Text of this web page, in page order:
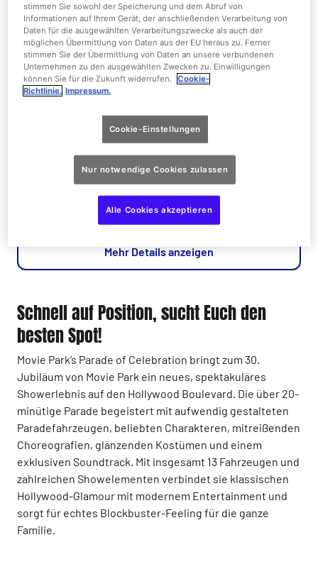
1/5
Parade
Begleitung eines Erwachsenen erforderlich:
Bedingt barrierefrei
Mehr Details anzeigen
Schnell auf Position, sucht Euch den
besten Spot!
Movie Park’s Parade of Celebration bringt zum 30.
Jubiläum von Movie Park ein neues, spektakuläres
Showerlebnis auf den Hollywood Boulevard. Die über 20-
minütige Parade begeistert mit aufwendig gestalteten
Paradefahrzeugen, beliebten Charakteren, mitreißenden
Choreografien, glänzenden Kostümen und einem
exklusiven Soundtrack. Mit insgesamt 13 Fahrzeugen und
zahlreichen Showelementen verbindet sie klassischen
Hollywood-Glamour mit modernem Entertainment und
sorgt für echtes Blockbuster-Feeling für die ganze
Familie.
stimmen Sie sowohl der Speicherung und dem Abruf von
Informationen auf Ihrem Gerät, der anschließenden Verarbeitung von
Daten für die ausgewählten Verarbeitungszwecke als auch der
möglichen Übermittlung von Daten aus der EU heraus zu. Ferner
stimmen Sie der Übermittlung von Daten an unsere verbundenen
Unternehmen zu den ausgewählten Zwecken zu. Einwilligungen
können Sie für die Zukunft widerrufen. Cookie-
Richtlinie. Impressum.
Cookie-Einstellungen
Nur notwendige Cookies zulassen
Alle Cookies akzeptieren